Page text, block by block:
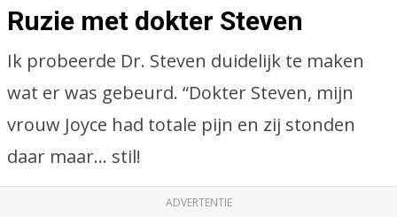
Ruzie met dokter Steven
Ik probeerde Dr. Steven duidelijk te maken
wat er was gebeurd. “Dokter Steven, mijn
vrouw Joyce had totale pijn en zij stonden
daar maar… stil!
ADVERTENTIE